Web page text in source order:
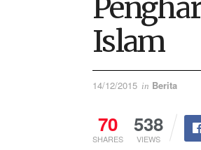
Islam
14/12/2015 in Berita
70
SHARES
538
VIEWS